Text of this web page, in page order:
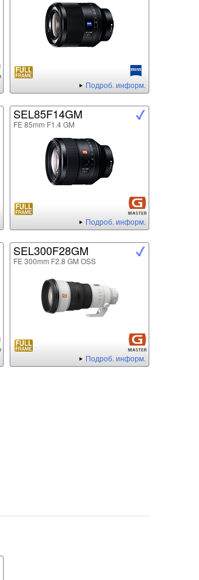
Подроб. информ.
SEL85F14GM
FE 85mm F1.4 GM
Подроб. информ.
SEL300F28GM
FE 300mm F2.8 GM OSS
Подроб. информ.